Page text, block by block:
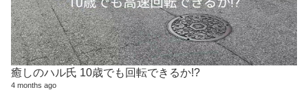
癒しのハル氏 10歳でも回転できるか!?
4 months ago